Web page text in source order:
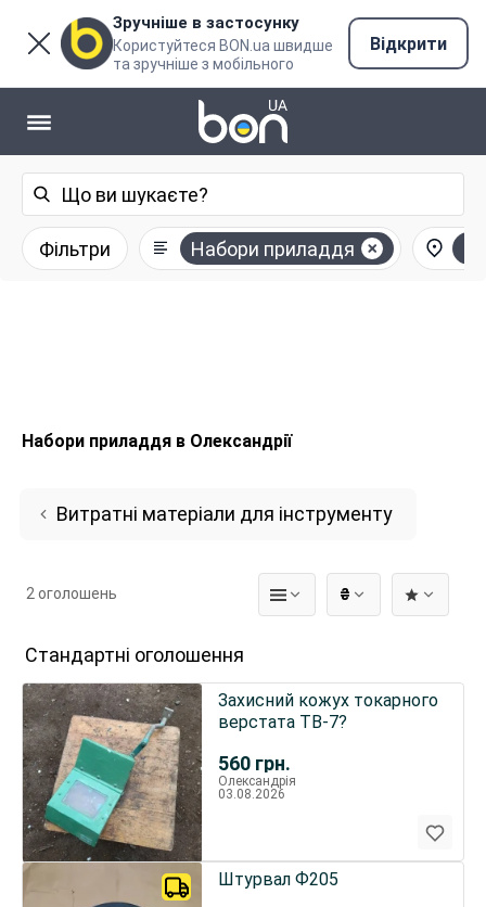
Зручніше в застосунку
Користуйтеся BON.ua швидше
та зручніше з мобільного
Відкрити
Фільтри Набори приладдя
Набори приладдя в Олександрії
Витратні матеріали для інструменту
₴
2 оголошень
Стандартні оголошення
560 грн.
Захисний кожух токарного
верстата ТВ-7?
Олександрія
03.08.2026
Штурвал Ф205